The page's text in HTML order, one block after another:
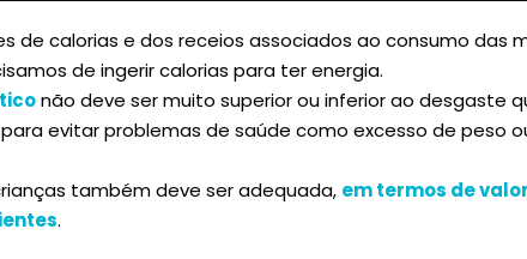
de calorias e dos receios associados ao consumo das
de ingerir calorias para ter energia.
não deve ser muito superior ou inferior ao desgaste
evitar problemas de saúde como excesso de peso
também deve ser adequada, em termos de
.